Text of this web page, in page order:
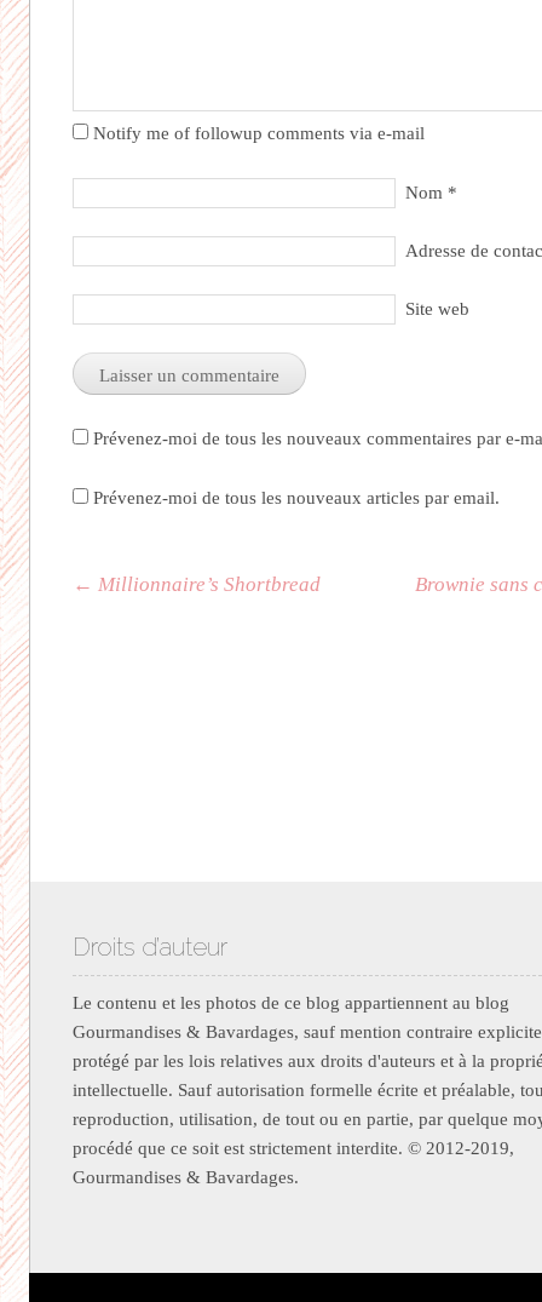
Notify me of followup comments via e-mail
Nom *
Adresse de
Site web
Prévenez-moi de tous les nouveaux commentaires par e-
Prévenez-moi de tous les nouveaux articles par email.
Navigation des articles
← Millionnaire’s Shortbread Brownie sans
Droits d’auteur
Le contenu et les photos de ce blog appartiennent au blog
Gourmandises & Bavardages, sauf mention contraire
protégé par les lois relatives aux droits d'auteurs et à la
intellectuelle. Sauf autorisation formelle écrite et préalable,
reproduction, utilisation, de tout ou en partie, par quelque
procédé que ce soit est strictement interdite. © 2012-2019,
Gourmandises & Bavardages.